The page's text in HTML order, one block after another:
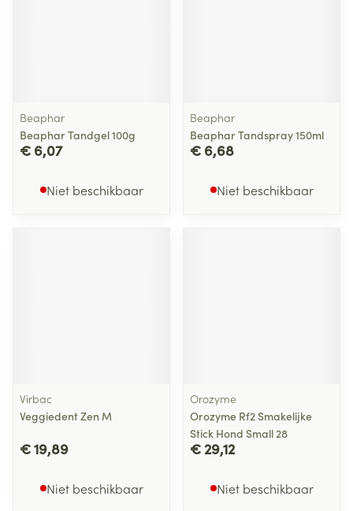
Beaphar
Beaphar Tandgel 100g
€ 6,07
Niet beschikbaar
Beaphar
Beaphar Tandspray 150ml
€ 6,68
Niet beschikbaar
Virbac
Veggiedent Zen M
€ 19,89
Niet beschikbaar
Orozyme
Orozyme Rf2 Smakelijke
Stick Hond Small 28
€ 29,12
Niet beschikbaar